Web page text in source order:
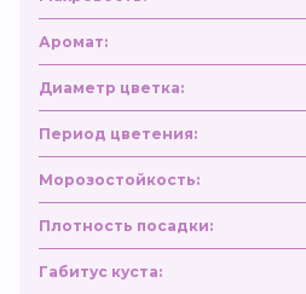
Аромат:
Диаметр цветка:
Период цветения:
Морозостойкость:
Плотность посадки:
Габитус куста: